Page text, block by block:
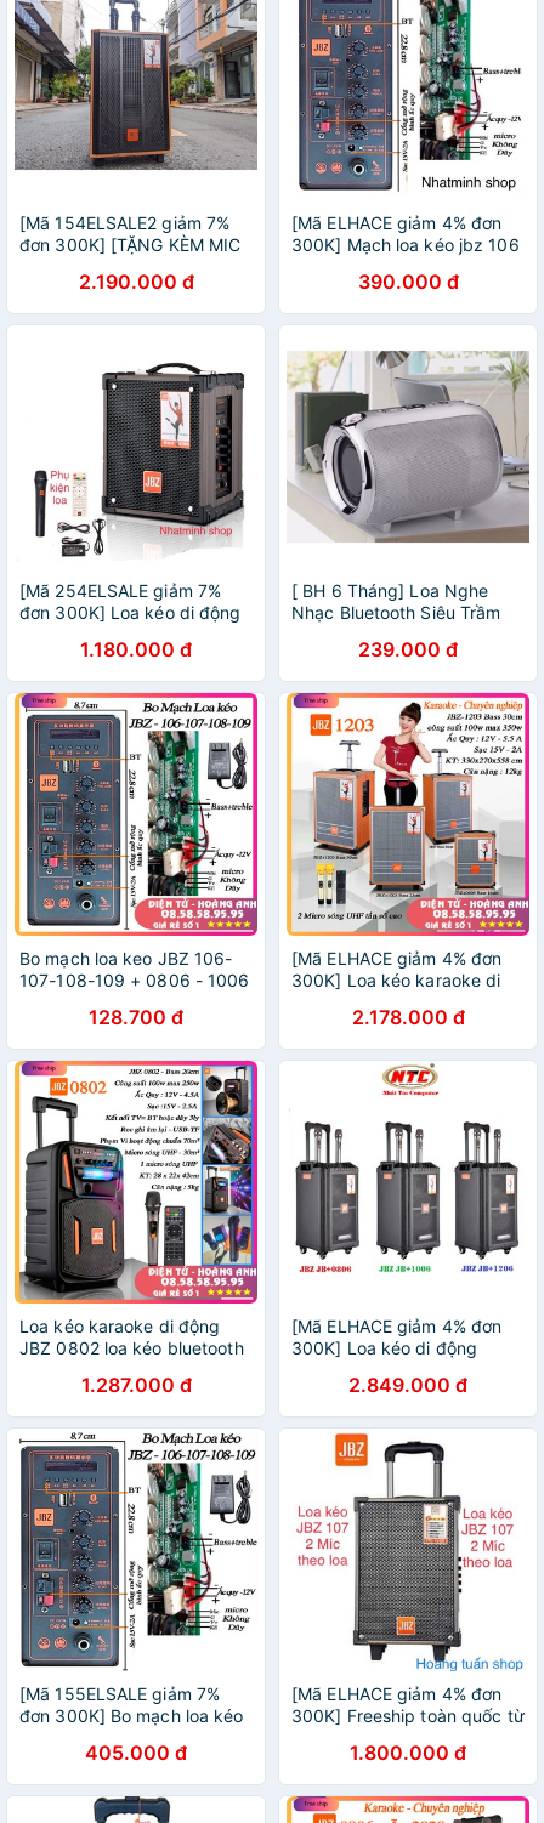
[Mã 154ELSALE2 giảm 7%
đơn 300K] [TẶNG KÈM MIC
J9 – Loa karaoke di động
Âm Thanh Đặc Sắc
2.190.000 đ
[Mã ELHACE giảm 4% đơn
300K] Mạch loa kéo jbz 106
sạc và mạch mic).
390.000 đ
[Mã 254ELSALE giảm 7%
đơn 300K] Loa kéo di động
tấc, công suất max 120W
1.180.000 đ
[ BH 6 Tháng] Loa Nghe
Nhạc Bluetooth Siêu Trầm
Cực Hay] -DC3064
239.000 đ
Bo mạch loa keo JBZ 106-
107-108-109 + 0806 - 1006
128.700 đ
[Mã ELHACE giảm 4% đơn
300K] Loa kéo karaoke di
(0803-1003-0603) kèm 2
micro nhôm UHF không dây
2.178.000 đ
Loa kéo karaoke di động
JBZ 0802 loa kéo bluetooth
thanh cực hay (Tặng 1
micro)
1.287.000 đ
[Mã ELHACE giảm 4% đơn
300K] Loa kéo di động
JBZ JB+0806 1006 1206
Bass 2 Tấc + Kèm 2 micro
2.849.000 đ
[Mã 155ELSALE giảm 7%
đơn 300K] Bo mạch loa kéo
hàng chính hãng jbz
405.000 đ
[Mã ELHACE giảm 4% đơn
300K] Freeship toàn quốc từ
NE-107 2.5 tấc 2 mic
bluetooth
1.800.000 đ